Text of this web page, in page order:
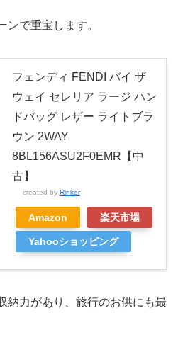
ンで重宝します。
フェンディ FENDI バイ ザ
ウェイ セレリア ラージ ハン
ドバッグ レザー ライトブラ
ウン 2WAY
8BL156ASU2F0EMR【中
古】
created by Rinker
Amazon 楽天市場
Yahooショッピング
納力があり、旅行のお供にも最